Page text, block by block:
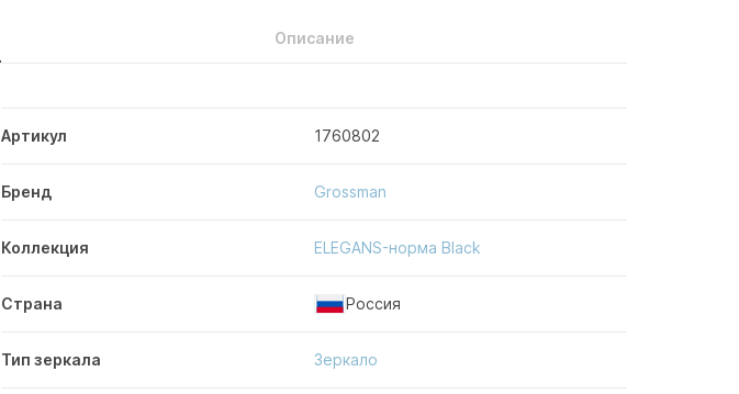
Описание
Артикул 1760802
Бренд Grossman
Коллекция ELEGANS-норма Black
Страна Россия
Тип зеркала Зеркало